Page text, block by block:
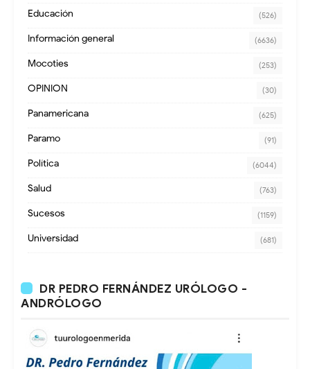
Educación (526)
Información general (6636)
Mocoties (253)
OPINION (30)
Panamericana (625)
Paramo (91)
Política (6044)
Salud (763)
Sucesos (1159)
Universidad (681)
DR PEDRO FERNÁNDEZ URÓLOGO -
ANDRÓLOGO